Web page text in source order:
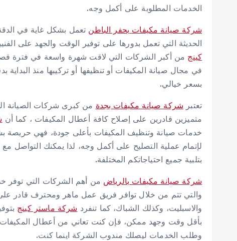
الخدمات المطلوبة على أكمل وجه.
شركة صيانة مكيفات بحفر الباطن تعمل بشكل غاية في
الحديثة التي تعمل بدورها على توفير الوقت والجهد على
كينج من أكبر الشركات التي لاقت شهرة واسعة في فترة
في مجال صيانة المكيفات أو تنظيفها أو تركيبها منذ
بسعر خيالي.
تعتبر شركة صيانة مكيفات بجدة من كبرى شركات الصيانة
متميزين قادرين على إصلاح كافة أعطال المكيفات ، كما أن
خدمات صيانة وتنظيف المكيفات بأعلى جودة، فهي حريصة
لإتمام عملية التصليح على أكمل وجه، لذا يمكنك
بتلبية جميع احتياجاتكم المختلفة.
شركة صيانة مكيفات بالرياض من أهم الشركات التي توفر
والتي تتم من خلال توافر فريق عمل ماهر ومحترف قادر
والاسبليت، وكذلك الشباك، كما تنفرد شركة ماستر كينج
بأقل وقت وجهد ممكن، فإن كنت تعاني من أعطال المكيفات
وطلب الخدمات ليصلك مندوب الشركة اينما كنت.